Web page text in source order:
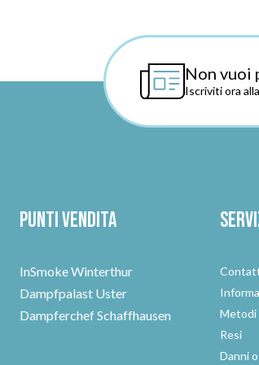
Non vuoi
Iscriviti ora
Punti vendita
InSmoke Winterthur
Dampfpalast Uster
Dampferchef Schaffhausen
Metodi
Resi
Danni